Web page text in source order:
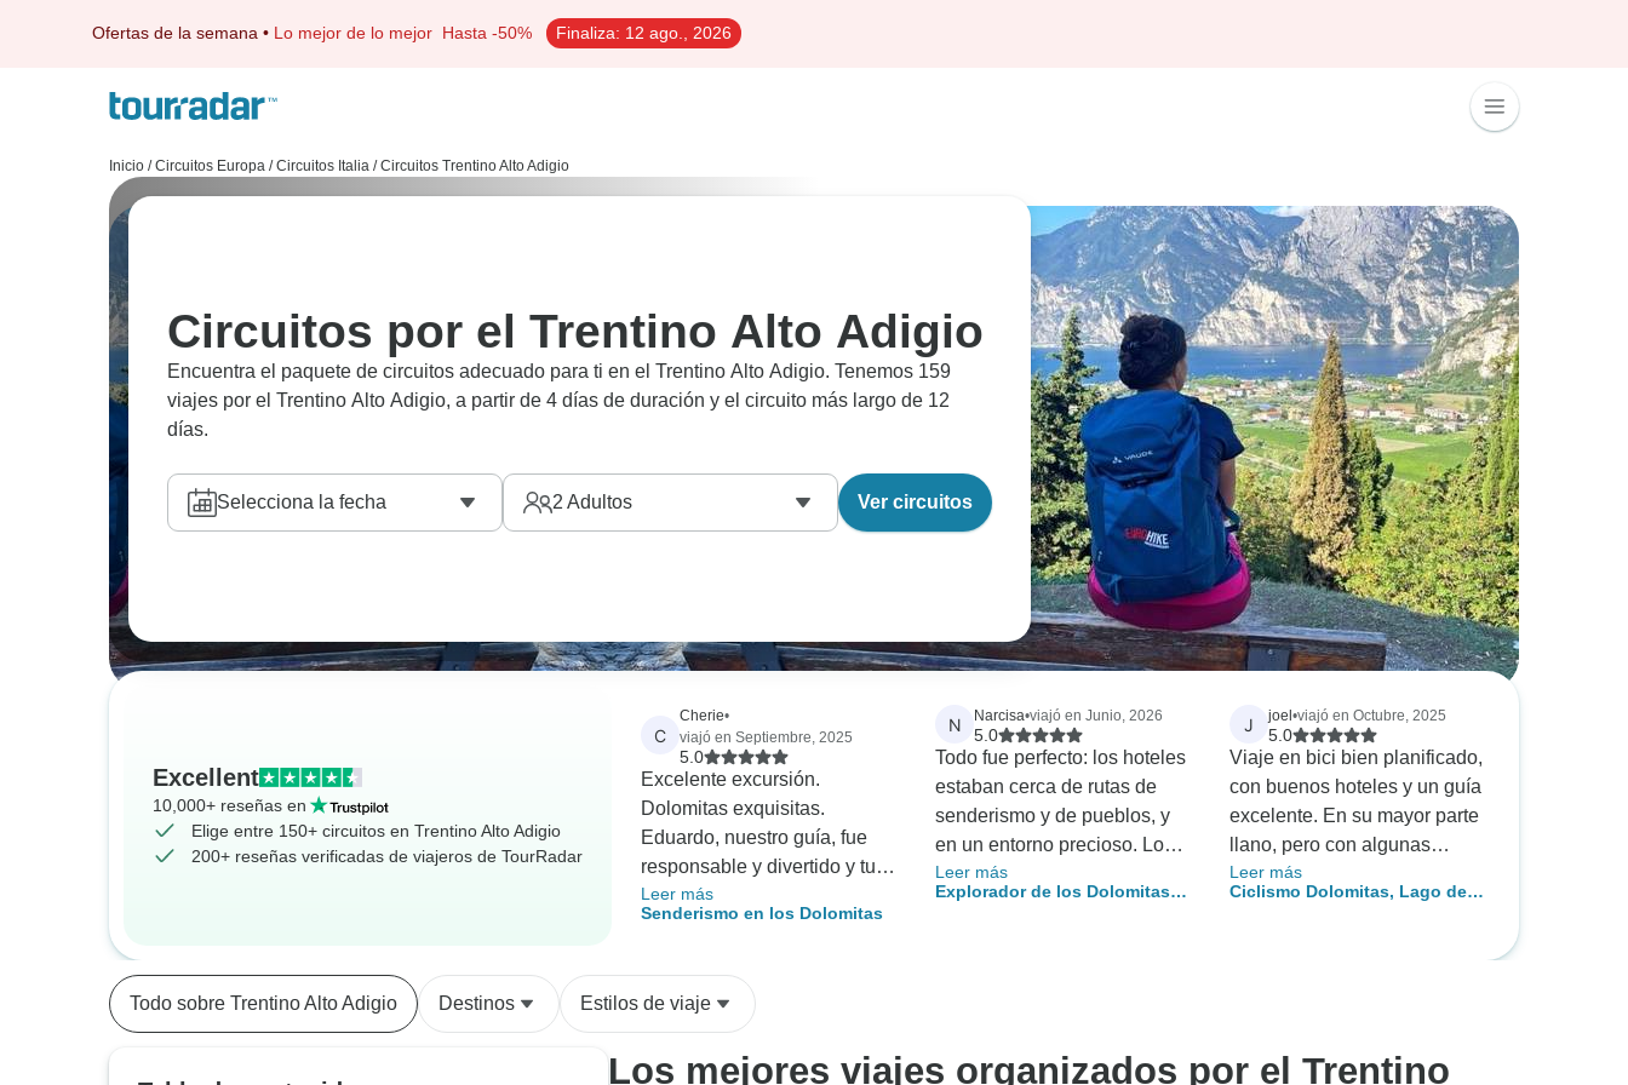
Ofertas de la semana • Lo mejor de lo mejor Hasta -50% Finaliza: 12 ago., 2026
Inicio / Circuitos Europa / Circuitos Italia / Circuitos Trentino Alto Adigio
Circuitos por el Trentino Alto Adigio
Encuentra el paquete de circuitos adecuado para ti en el Trentino Alto Adigio. Tenemos 159
viajes por el Trentino Alto Adigio, a partir de 4 días de duración y el circuito más largo de 12
días.
Selecciona la fecha 2 Adultos Ver circuitos
Excellent
10,000+ reseñas en
Elige entre 150+ circuitos en Trentino Alto Adigio
200+ reseñas verificadas de viajeros de TourRadar
C
Cherie•
viajó en Septiembre, 2025
5.0
Excelente excursión.
Dolomitas exquisitas.
Eduardo, nuestro guía, fue
responsable y divertido y tuvo
en cuenta todas las
cuestiones de seguridad de
la vez experto y compasivo.
El hotel era fabuloso con una
habitaciones con baño eran
Leer más
Senderismo en los Dolomitas
N Narcisa•viajó en Junio, 2026
5.0
Todo fue perfecto: los hoteles
estaban cerca de rutas de
senderismo y de pueblos, y
en un entorno precioso. Los
mapas de senderismo eran
fáciles de seguir. La empresa
Leer más
Explorador de los Dolomitas
J joel •viajó en Octubre, 2025
5.0
Viaje en bici bien planificado,
con buenos hoteles y un guía
excelente. En su mayor parte
llano, pero con algunas
subidas empinadas. A menos
que seas un ciclista muy
Leer más
Ciclismo Dolomitas, Lago de
Todo sobre Trentino Alto Adigio Destinos Estilos de viaje
Los mejores viajes organizados por el Trentino